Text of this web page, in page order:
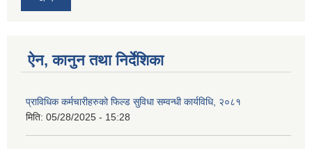
ऐन, कानुन तथा निर्देशिका
प्राविधिक कर्मचारीहरुको फिल्ड सुविधा सम्वन्धी कार्यविधि, २०८१
मिति: 05/28/2025 - 15:28